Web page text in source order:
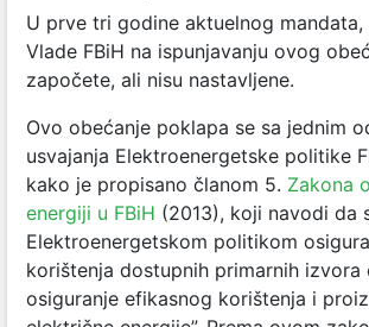
U prve tri godine aktuelnog
Vlade FBiH na ispunjavanju ovog
započete, ali nisu nastavljene.
Ovo obećanje poklapa se sa jednim
usvajanja Elektroenergetske politike
kako je propisano članom 5. Zakona
energiji u FBiH (2013), koji navodi da
Elektroenergetskom politikom
korištenja dostupnih primarnih izvora
osiguranje efikasnog korištenja i